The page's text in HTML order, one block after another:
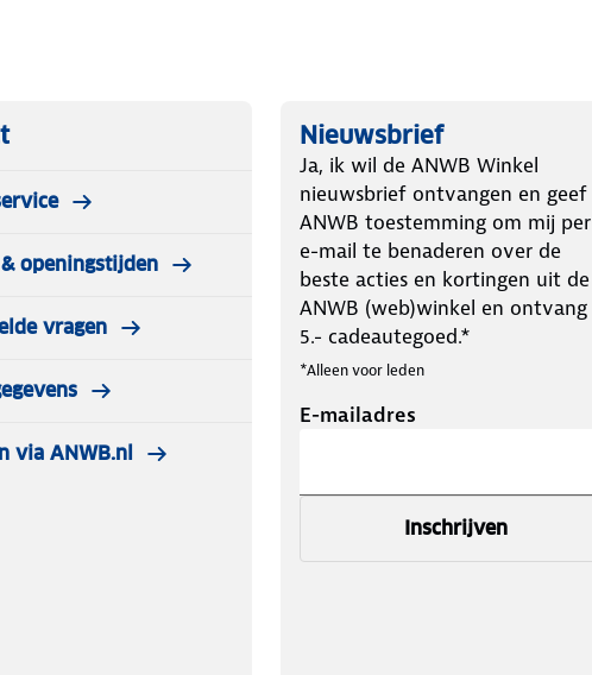
makkelijk monteren rondom de
aan de lucht en vermijd de
openingstijden
vragen
via ANWB.nl
Nieuwsbrief
Ja, ik wil de ANWB Winkel
nieuwsbrief ontvangen en geef
ANWB toestemming om mij per
e-mail te benaderen over de
beste acties en kortingen uit de
ANWB (web)winkel en ontvang
5.- cadeautegoed.*
*Alleen voor leden
E-mailadres
Inschrijven